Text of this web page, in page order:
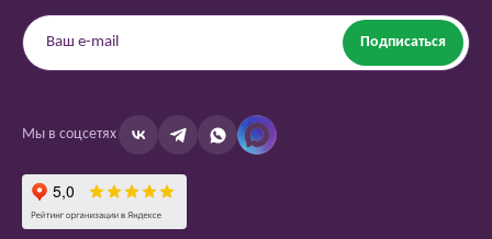
Подписаться
Мы в соцсетях